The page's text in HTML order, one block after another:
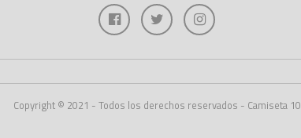
Copyright © 2021 - Todos los derechos reservados - Camiseta 10